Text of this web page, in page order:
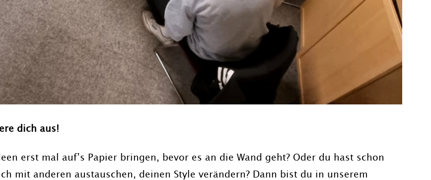
dich aus!
erst mal auf’s Papier bringen, bevor es an die Wand geht? Oder du hast schon
mit anderen austauschen, deinen Style verändern? Dann bist du in unserem